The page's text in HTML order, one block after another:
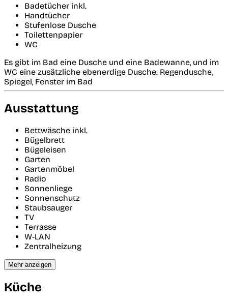
Badetücher inkl.
Handtücher
Stufenlose Dusche
Toilettenpapier
WC
Es gibt im Bad eine Dusche und eine Badewanne, und im
WC eine zusätzliche ebenerdige Dusche. Regendusche,
Spiegel, Fenster im Bad
Ausstattung
Bettwäsche inkl.
Bügelbrett
Bügeleisen
Garten
Gartenmöbel
Radio
Sonnenliege
Sonnenschutz
Staubsauger
TV
Terrasse
W-LAN
Zentralheizung
Mehr anzeigen
Küche